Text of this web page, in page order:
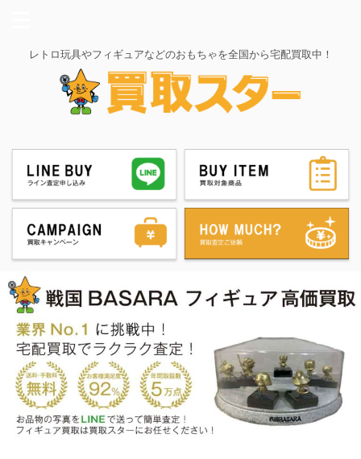
レトロ玩具やフィギュアなどのおもちゃを全国から宅配買取中！